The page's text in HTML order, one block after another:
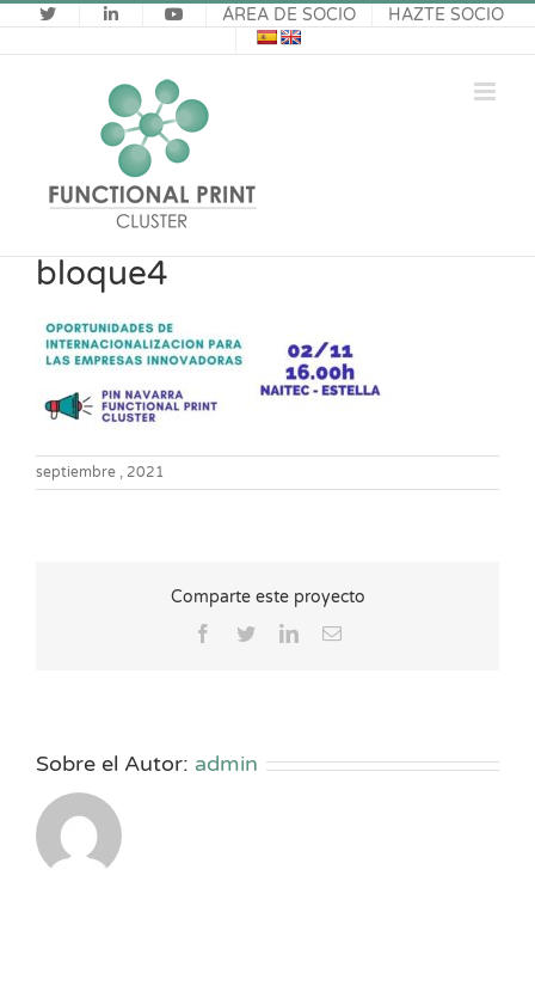
Saltar
al
contenido
ÁREA DE SOCIO HAZTE SOCIO
bloque4
septiembre , 2021
Comparte este proyecto
Facebook
TwitterLinkedInCorreo
Sobre el Autor: admin